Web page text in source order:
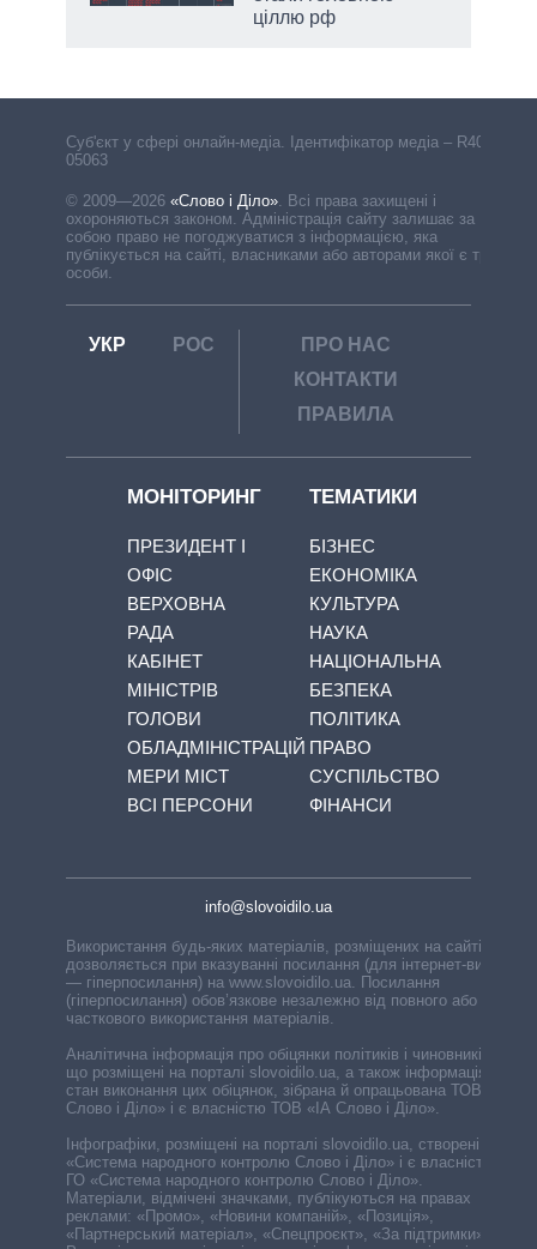
ціллю рф
Cуб'єкт у сфері онлайн-медіа. Ідентифікатор медіа – R40-
05063
© 2009—2026 «Слово і Діло». Всі права захищені і
охороняються законом. Адміністрація сайту залишає за
собою право не погоджуватися з інформацією, яка
публікується на сайті, власниками або авторами якої є треті
особи.
УКР РОС
ПРО НАС
КОНТАКТИ
ПРАВИЛА
МОНІТОРИНГ
ПРЕЗИДЕНТ І
ОФІС
ВЕРХОВНА
РАДА
КАБІНЕТ
МІНІСТРІВ
ГОЛОВИ
ОБЛАДМІНІСТРАЦІЙ
МЕРИ МІСТ
ВСІ ПЕРСОНИ
ТЕМАТИКИ
БІЗНЕС
ЕКОНОМІКА
КУЛЬТУРА
НАУКА
НАЦІОНАЛЬНА
БЕЗПЕКА
ПОЛІТИКА
ПРАВО
СУСПІЛЬСТВО
ФІНАНСИ
info@slovoidilo.ua
Використання будь-яких матеріалів, розміщених на сайті,
дозволяється при вказуванні посилання (для інтернет-видань
— гіперпосилання) на www.slovoidilo.ua. Посилання
(гіперпосилання) обов’язкове незалежно від повного або
часткового використання матеріалів.
Аналітична інформація про обіцянки політиків і чиновників,
що розміщені на порталі slovoidilo.ua, а також інформація про
стан виконання цих обіцянок, зібрана й опрацьована ТОВ «ІА
Слово і Діло» і є власністю ТОВ «ІА Слово і Діло».
Інфографіки, розміщені на порталі slovoidilo.ua, створені ГО
«Система народного контролю Слово і Діло» і є власністю
ГО «Система народного контролю Слово і Діло».
Матеріали, відмічені значками, публікуються на правах
реклами: «Промо», «Новини компаній», «Позиція»,
«Партнерський матеріал», «Спецпроєкт», «За підтримки».